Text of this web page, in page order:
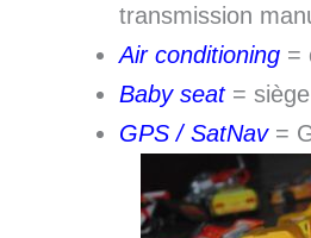
transmission
Air conditioning =
Baby seat=
GPS / SatNav=